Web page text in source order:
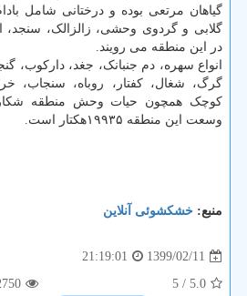
گیاهان مرتعی بوده و درختانی شامل
گلابی و گردوی وحشی، زالزالک، سنجد،
در این منطقه می رویند.
انواع سهره، دم جنبانک، جغد، دارکوب،
گرگ، شغال، کفتار، روباه، سنجاب،
کوچک همچون حیات وحش منطقه شکار
وسعت این منطقه ۱۹۹۳۵هکتار است.
منبع: خشكشوئی آنلاین
1399/02/11
21:19:01
5.0
/ 5